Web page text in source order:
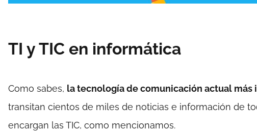
TI y TIC en informática
Como sabes, la tecnología de comunicación actual
transitan cientos de miles de noticias e información de
encargan las TIC, como mencionamos.